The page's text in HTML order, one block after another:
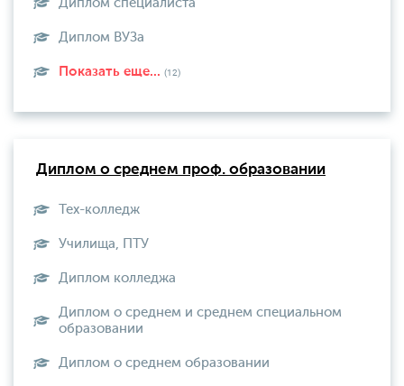
Диплом специалиста
Диплом ВУЗа
Показать еще... (12)
Диплом о среднем проф. образовании
Тех-колледж
Училища, ПТУ
Диплом колледжа
Диплом о среднем и среднем специальном
образовании
Диплом о среднем образовании